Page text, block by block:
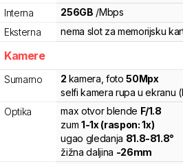
Interna
256GB /Mbps
Eksterna
nema slot za memorijsku
Kamere
Sumarno 2 kamera foto50Mpx
selfi kamera rupa u ekranu
Optika
max otvor blende F/1.8
zum1-1x (raspon:1x)
ugao gledanja 81.8-81.8°
žižna daljina -26mm